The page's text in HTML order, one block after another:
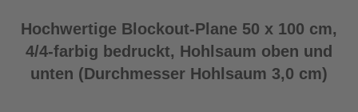
Hochwertige Blockout-Plane 50 x 100 cm,
4/4-farbig bedruckt, Hohlsaum oben und
unten (Durchmesser Hohlsaum 3,0 cm)